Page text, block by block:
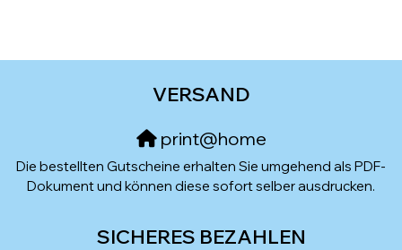
VERSAND
print@home
Die bestellten Gutscheine erhalten Sie umgehend als PDF-
Dokument und können diese sofort selber ausdrucken.
SICHERES BEZAHLEN